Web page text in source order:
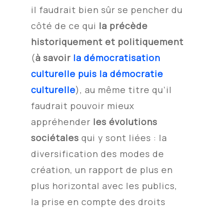
il faudrait bien sûr se pencher du
côté de ce qui la précède
historiquement et politiquement
(à savoir la démocratisation
culturelle puis la démocratie
culturelle), au même titre qu’il
faudrait pouvoir mieux
appréhender les évolutions
sociétales qui y sont liées : la
diversification des modes de
création, un rapport de plus en
plus horizontal avec les publics,
la prise en compte des droits